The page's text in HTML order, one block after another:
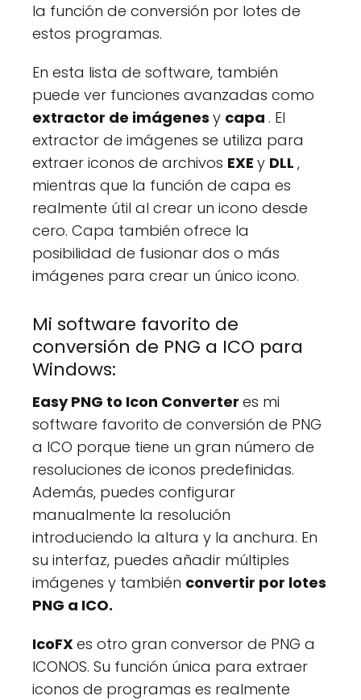
la función de conversión por lotes de
estos programas.
En esta lista de software, también
puede ver funciones avanzadas como
extractor de imágenes y capa . El
extractor de imágenes se utiliza para
extraer iconos de archivos EXE y DLL ,
mientras que la función de capa es
realmente útil al crear un icono desde
cero. Capa también ofrece la
posibilidad de fusionar dos o más
imágenes para crear un único icono.
Mi software favorito de
conversión de PNG a ICO para
Windows:
Easy PNG to Icon Converter es mi
software favorito de conversión de PNG
a ICO porque tiene un gran número de
resoluciones de iconos predefinidas.
Además, puedes configurar
manualmente la resolución
introduciendo la altura y la anchura. En
su interfaz, puedes añadir múltiples
imágenes y también convertir por lotes
PNG a ICO.
IcoFXes otro gran conversor de PNG a
ICONOS. Su función única para extraer
iconos de programas es realmente